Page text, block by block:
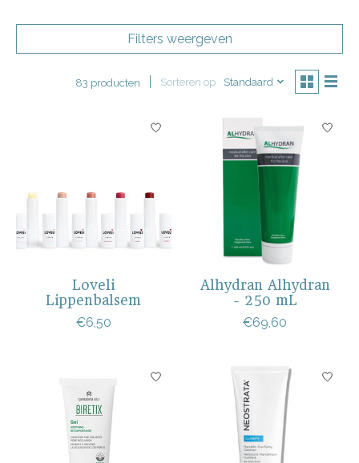
Filters weergeven
83 producten Sorteren op Standaard
Loveli
Lippenbalsem
€6,50
Alhydran Alhydran
- 250 mL
€69,60